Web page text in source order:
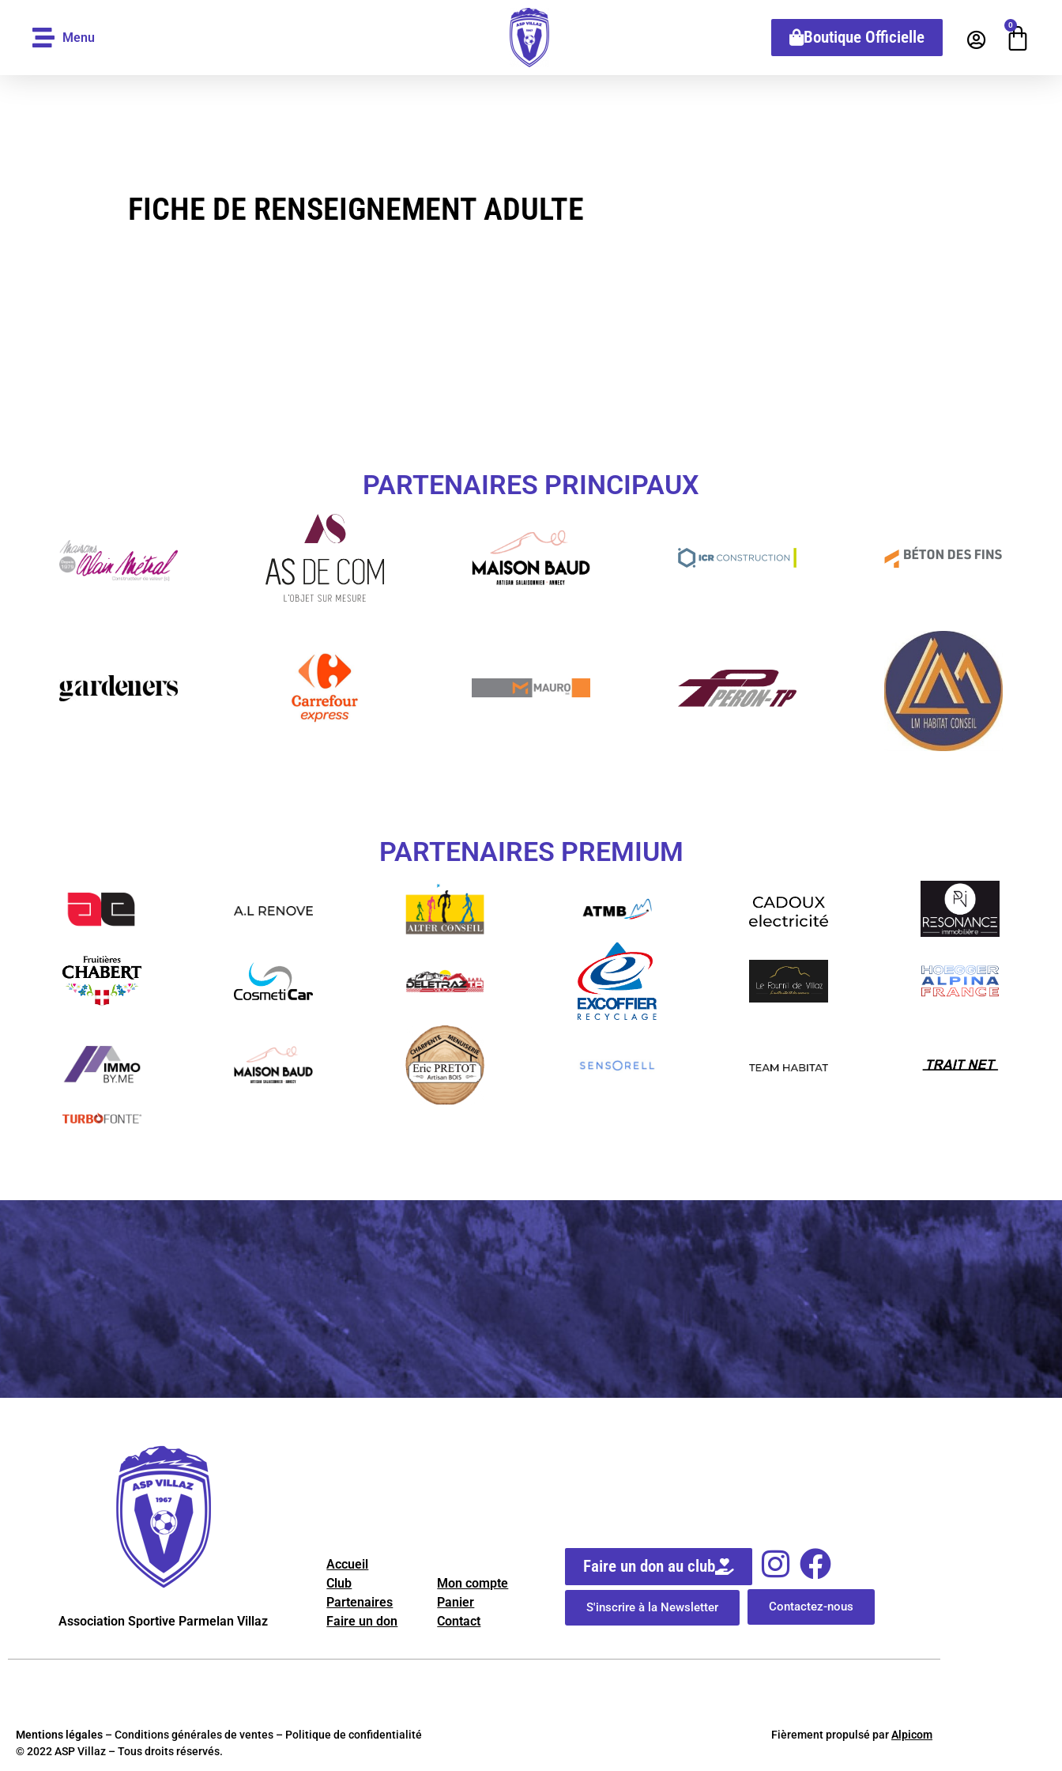
Menu Boutique Officielle
0
FICHE DE RENSEIGNEMENT ADULTE
PARTENAIRES PRINCIPAUX
PARTENAIRES PREMIUM
Association Sportive Parmelan Villaz
Accueil
Club
Partenaires
Faire un don
Mon compte
Panier
Contact
Faire un don au club
S'inscrire à la Newsletter Contactez-nous
Mentions légales – Conditions générales de ventes – Politique de confidentialité
© 2022 ASP Villaz – Tous droits réservés.
Fièrementpropulsé parAlpicom